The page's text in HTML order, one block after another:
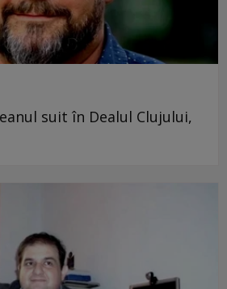
suit în Dealul Clujului,